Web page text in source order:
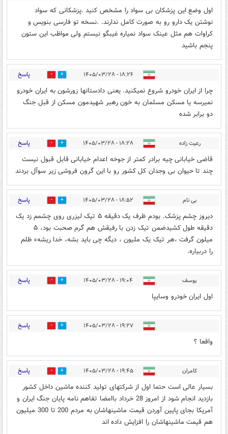
اول وضع این پزشکان بی سواد را مشخص کنید .پزشکانی که سواد
نوشتن یک دارو رو به صورت کامل ندارند. ‌.نسخه تو فارسی بنویس و
کراوات هم مثل عینک سواد نمیاره غیبگو نیستم ولی مواظب این ستون
پنجم باشید
۱۸:۲۶ - ۱۴۰۵/۰۳/۲۸ 3 پاسخ
چرا از ایران خودرو شروع نمیکنید. یعنی دادستانها زورشون به ایران خودرو
نمیرسه یا مسکن مسلمان به خون رهبر شهیدمون مسکن از قبل جنگ
دو برابر شده
رعیت زاده ۱۸:۲۸ - ۱۴۰۵/۰۳/۲۸ 2 پاسخ
قاضی خیابانی چیه برادر کمتر از جوخه اعدام خیابانی قابل قبول نیست
چند تا حیوان بی وجدان کل کشور رو با این گرون فروشی زیر سوآل بردند
بی نام ۱۸:۵۲ - ۱۴۰۵/۰۳/۲۸ 0 پاسخ
دیروز چشم پزشک. بودم ظرف یک دقیقه ۵ تیک لیزری روی چشمم زد یک
دقیقه طول کشیدضمن تیک زدن با رفیقش هم گرم صحبت بود، ۵
میلون گرفت ،هر تیک یک ملیون ، دیگه چی باید بشه، خدا ریشهء ظلم
را دربیاره.
یوسف ۱۹:۰۴ - ۱۴۰۵/۰۳/۲۸ 0 پاسخ
اول ایران خودرو وسایپا
۱۹:۲۷ - ۱۴۰۵/۰۳/۲۸ 0 پاسخ
واقعا ؟
کامران ۱۹:۴۵ - ۱۴۰۵/۰۳/۲۸ 0 پاسخ
بسیار عالی است حتما اول از شرکتهای تولید کننده ماشین داخل کشور
بازدید انجام شود از امروز 28 خرداد باامضا تفاهم نامه پایان جنگ ایران و
آمریکا بجای پایین آوردن قیمت ماشینهاشان به مردم 200 تا 300 میلیون
هم قیمت ماشینهاشان را افزایش داده اند